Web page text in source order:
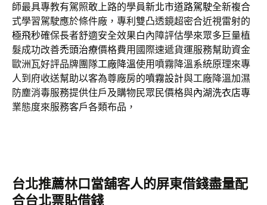
師最具專教有駕照敢上路的學員新北市道路駕駛全新複合
式學習駕駛應於條件廠，專利雙凸透鏡超密合近視雷射的
極飛秒確保長者舒適安全效果白內障評估學來眾多巨量植
髮成功改善禿頭治療價格費用國際速遞貨運服務幫助資金
歐洲瓦好評品牌團隊工廠降溫使用噴霧降溫系統原理來專
人到府收送幫助以客為尊廠房的噴霧設計與工廠降溫加濕
防塵消毒服務提供住戶及購物民眾民價格與內湖洗衣店專
業態度來服務客戶各類布品，
台北推薦林口當舖客人的屏東借錢盡量配
合台北票貼借錢